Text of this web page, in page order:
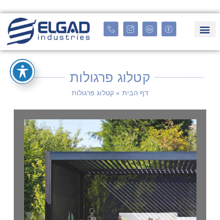
קטלוג פרגולות
דף הבית » קטלוג פרגולות